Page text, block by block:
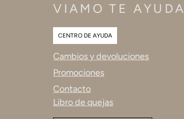
VIAMO TE AYUDA
CENTRO DE AYUDA
Cambios y devoluciones
Promociones
Contacto
Libro de quejas